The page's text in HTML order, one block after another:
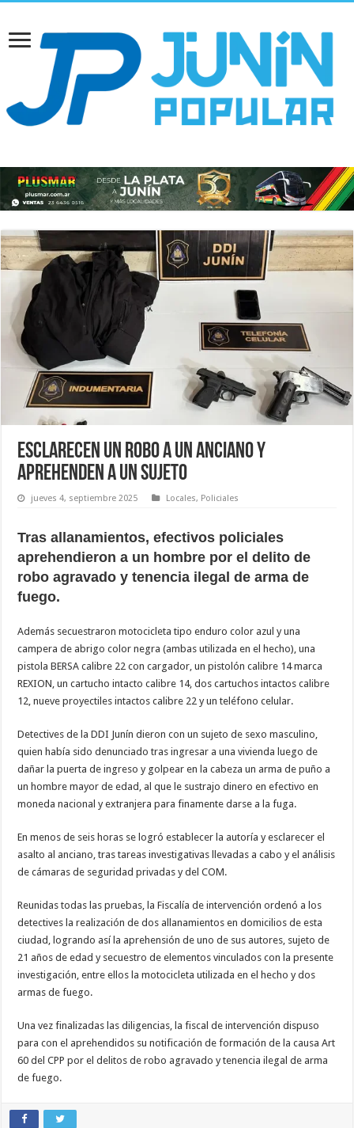
Esclarecen un robo a un anciano y
aprehenden a un sujeto
jueves 4, septiembre 2025 Locales, Policiales
Tras allanamientos, efectivos policiales
aprehendieron a un hombre por el delito de
robo agravado y tenencia ilegal de arma de
fuego.
Además secuestraron motocicleta tipo enduro color azul y una
campera de abrigo color negra (ambas utilizada en el hecho), una
pistola BERSA calibre 22 con cargador, un pistolón calibre 14 marca
REXION, un cartucho intacto calibre 14, dos cartuchos intactos calibre
12, nueve proyectiles intactos calibre 22 y un teléfono celular.
Detectives de la DDI Junín dieron con un sujeto de sexo masculino,
quien había sido denunciado tras ingresar a una vivienda luego de
dañar la puerta de ingreso y golpear en la cabeza un arma de puño a
un hombre mayor de edad, al que le sustrajo dinero en efectivo en
moneda nacional y extranjera para finamente darse a la fuga.
En menos de seis horas se logró establecer la autoría y esclarecer el
asalto al anciano, tras tareas investigativas llevadas a cabo y el análisis
de cámaras de seguridad privadas y del COM.
Reunidas todas las pruebas, la Fiscalía de intervención ordenó a los
detectives la realización de dos allanamientos en domicilios de esta
ciudad, logrando así la aprehensión de uno de sus autores, sujeto de
21 años de edad y secuestro de elementos vinculados con la presente
investigación, entre ellos la motocicleta utilizada en el hecho y dos
armas de fuego.
Una vez finalizadas las diligencias, la fiscal de intervención dispuso
para con el aprehendidos su notificación de formación de la causa Art
60 del CPP por el delitos de robo agravado y tenencia ilegal de arma
de fuego.